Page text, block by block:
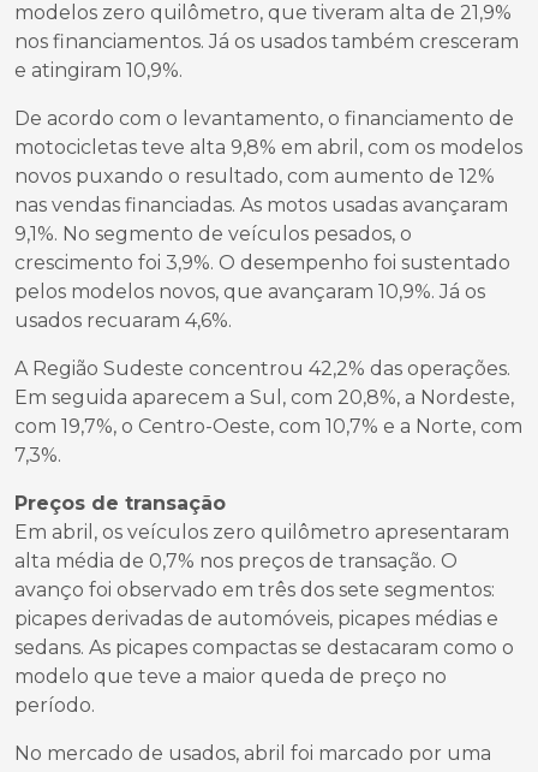
modelos zero quilômetro, que tiveram alta de 21,9%
nos financiamentos. Já os usados também cresceram
e atingiram 10,9%.
De acordo com o levantamento, o financiamento de
motocicletas teve alta 9,8% em abril, com os modelos
novos puxando o resultado, com aumento de 12%
nas vendas financiadas. As motos usadas avançaram
9,1%. No segmento de veículos pesados, o
crescimento foi 3,9%. O desempenho foi sustentado
pelos modelos novos, que avançaram 10,9%. Já os
usados recuaram 4,6%.
A Região Sudeste concentrou 42,2% das operações.
Em seguida aparecem a Sul, com 20,8%, a Nordeste,
com 19,7%, o Centro-Oeste, com 10,7% e a Norte, com
7,3%.
Preços de transação
Em abril, os veículos zero quilômetro apresentaram
alta média de 0,7% nos preços de transação. O
avanço foi observado em três dos sete segmentos:
picapes derivadas de automóveis, picapes médias e
sedans. As picapes compactas se destacaram como o
modelo que teve a maior queda de preço no
período.
No mercado de usados, abril foi marcado por uma